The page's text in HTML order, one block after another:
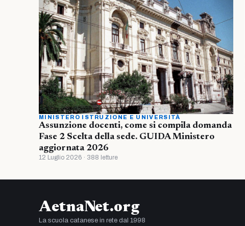
MINISTERO ISTRUZIONE E UNIVERSITÀ
Assunzione docenti, come si compila domanda
Fase 2 Scelta della sede. GUIDA Ministero
aggiornata 2026
12 Luglio 2026 · 388 letture
AetnaNet.org
La scuola catanese in rete dal 1998